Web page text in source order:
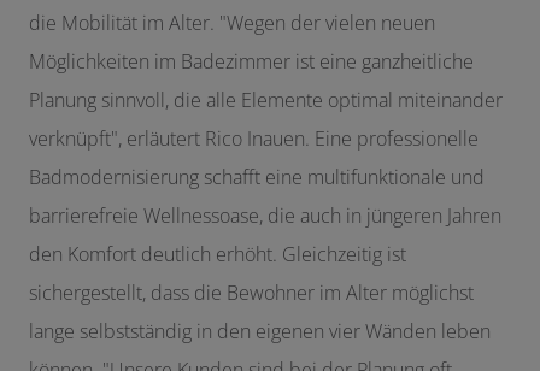
die Mobilität im Alter. "Wegen der vielen neuen
Möglichkeiten im Badezimmer ist eine ganzheitliche
Planung sinnvoll, die alle Elemente optimal miteinander
verknüpft", erläutert Rico Inauen. Eine professionelle
Badmodernisierung schafft eine multifunktionale und
barrierefreie Wellnessoase, die auch in jüngeren Jahren
den Komfort deutlich erhöht. Gleichzeitig ist
sichergestellt, dass die Bewohner im Alter möglichst
lange selbstständig in den eigenen vier Wänden leben